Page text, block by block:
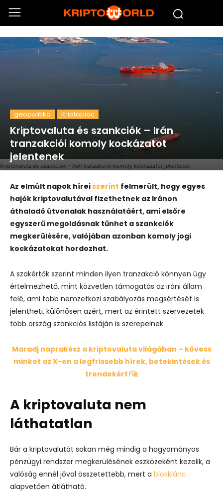
Kriptovaluta és szankciók – Irán tranzakciói komoly kockázatot jelentenek
geopolitika Kriptopiac
Kriptovaluta és szankciók – Irán
tranzakciói komoly kockázatot
jelentenek
Az elmúlt napok híreiszerint felmerült, hogy egyes
hajók kriptovalutával fizethetnek az Iránon
áthaladó útvonalak használatáért, ami elsőre
egyszerű megoldásnak tűnhet a szankciók
megkerülésére, valójában azonban komoly jogi
kockázatokat hordozhat.
A szakértők szerint minden ilyen tranzakció könnyen úgy
értelmezhető, mint közvetlen támogatás az iráni állam
felé, ami több nemzetközi szabályozás megsértését is
jelentheti, különösen azért, mert az érintett szervezetek
több ország szankciós listáján is szerepelnek.
Maradj naprakész a kriptovaluta világában – kövess
minket az X-en a legfrissebb hírek, betekintések és
trendekért!🚀
A kriptovaluta nem
láthatatlan
Bár a kriptovalutát sokan még mindig a hagyományos
pénzügyi rendszer megkerülésének eszközeként kezelik, a
valóság ennél jóval összetettebb, mert a blokklánc
alapvetően átlátható.